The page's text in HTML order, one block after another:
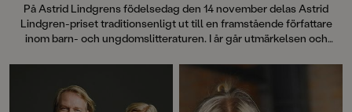
På Astrid Lindgrens födelsedag den 14 november delas Astrid
Lindgren-priset traditionsenligt ut till en framstående författare
inom barn- och ungdomslitteraturen. I år går utmärkelsen och